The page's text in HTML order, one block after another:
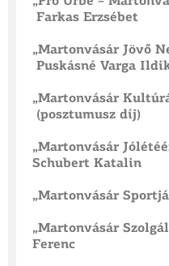
Farkas Erzsébet
„Martonvásár Jövő
Puskásné Varga
„Martonvásár
(posztumusz díj)
„Martonvásár
Schubert Katalin
„Martonvásár
„Martonvásár
Ferenc